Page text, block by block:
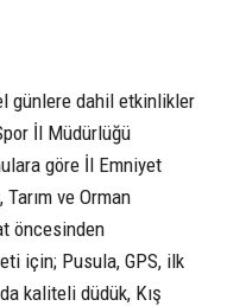
günlere dahil etkinlikler
İl Müdürlüğü
göre İl Emniyet
ve Orman
öncesinden
için; Pusula, GPS, ilk
kaliteli düdük, Kış